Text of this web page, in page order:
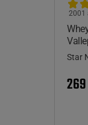
2001
Star